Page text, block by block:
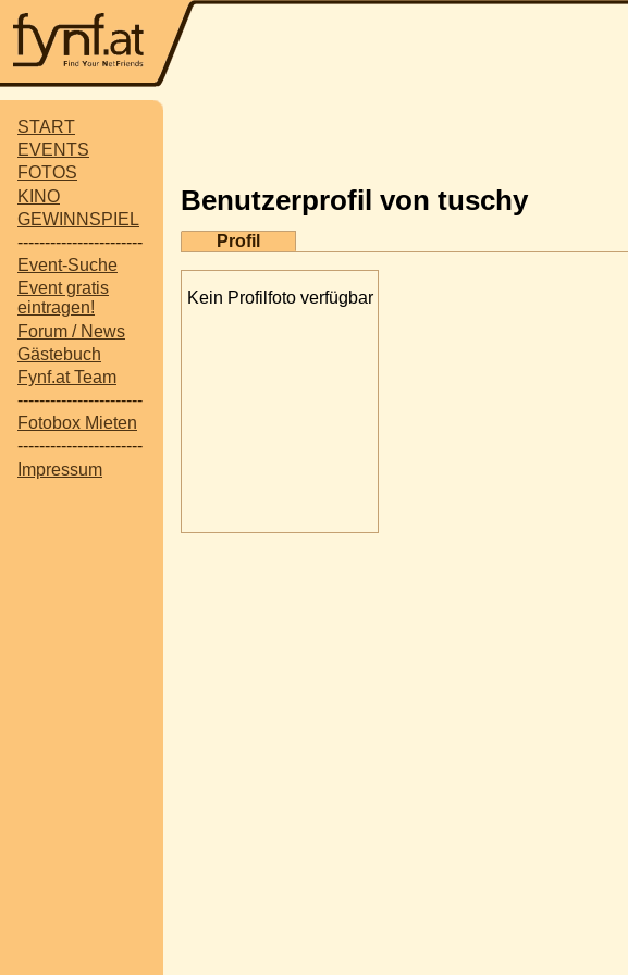
START
EVENTS
FOTOS
KINO
GEWINNSPIEL
-----------------------
Event-Suche
Event gratis
eintragen!
Forum / News
Gästebuch
Fynf.at Team
-----------------------
Fotobox Mieten
-----------------------
Impressum
Benutzerprofil von tuschy
Profil
Kein Profilfoto verfügbar